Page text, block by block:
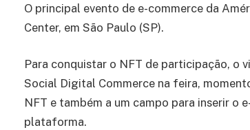
O principal evento de e-commerce da
Center, em São Paulo (SP).
Para conquistar o NFT de participação, o
Social Digital Commerce na feira,
NFT e também a um campo para inserir o
plataforma.